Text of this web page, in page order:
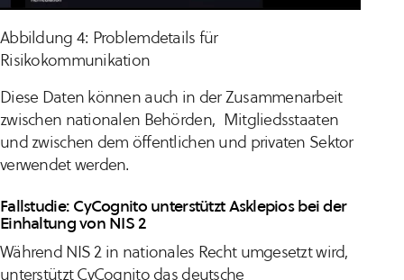
Abbildung 4: Problemdetails für
Risikokommunikation
Diese Daten können auch in der Zusammenarbeit
zwischen nationalen Behörden, Mitgliedsstaaten
und zwischen dem öffentlichen und privaten Sektor
verwendet werden.
Fallstudie: CyCognito unterstützt Asklepios bei der
Einhaltung von NIS 2
Während NIS 2 in nationales Recht umgesetzt wird,
unterstützt CyCognito das deutsche